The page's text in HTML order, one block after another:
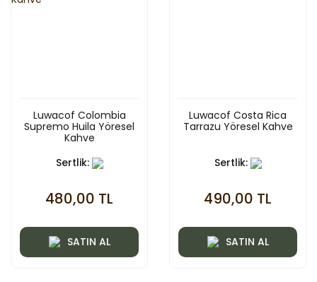
Luwacof Colombia
Supremo Huila Yöresel
Kahve
Sertlik:
480,00 TL
SATIN AL
Luwacof Costa Rica
Tarrazu Yöresel Kahve
Sertlik:
490,00 TL
SATIN AL